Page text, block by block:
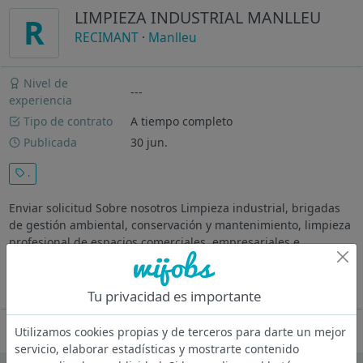
R LIMPIEZA INDUSTRIAL MANLLEU
RECIMANT · Manlleu
Nivel de
experiencia
---
Tipo de contrato
A tiempo completo
Publicada
30 jun.
.
Enviar solicitud Sobre nosotros Limpieza industrial, brigadas
de gestión ambiental, conservación y mantenimiento, limpieza
profesional de espacios comerciales, empresariales e
industriales. Zona de trabajo: Manlleu. Descripción del puesto
Oferta desactivada
Tu privacidad es importante
Utilizamos cookies propias y de terceros para darte un mejor
servicio, elaborar estadísticas y mostrarte contenido